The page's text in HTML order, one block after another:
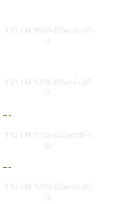
113 TN 1690-KSweb-10
0
113 TN 1701-KSweb-10
0
113 TN 1713-KS3web-1
00
113 TN 1720-KSweb-10
0